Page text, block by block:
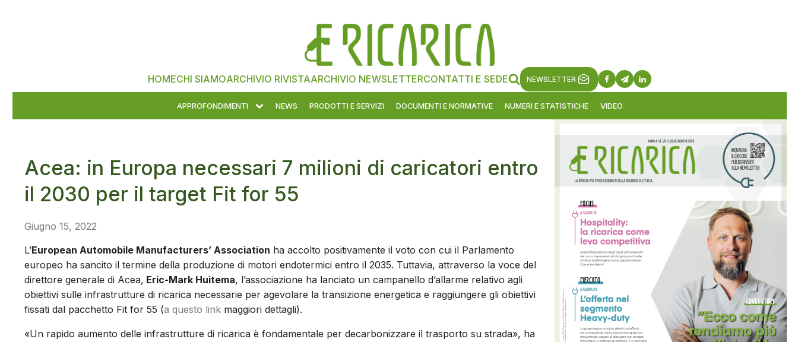
HOMECHI SIAMOARCHIVIO RIVISTAARCHIVIO NEWSLETTERCONTATTI E SEDE NEWSLETTER
APPROFONDIMENTI NEWS PRODOTTI E SERVIZI DOCUMENTI E NORMATIVE NUMERI E STATISTICHE VIDEO
Acea: in Europa necessari 7 milioni di caricatori entro
il 2030 per il target Fit for 55
Giugno 15, 2022
L’European Automobile Manufacturers’ Association ha accolto positivamente il voto con cui il Parlamento
europeo ha sancito il termine della produzione di motori endotermici entro il 2035. Tuttavia, attraverso la voce del
direttore generale di Acea, Eric-Mark Huitema, l’associazione ha lanciato un campanello d’allarme relativo agli
obiettivi sulle infrastrutture di ricarica necessarie per agevolare la transizione energetica e raggiungere gli obiettivi
fissati dal pacchetto Fit for 55 (a questo link maggiori dettagli).
«Un rapido aumento delle infrastrutture di ricarica è fondamentale per decarbonizzare il trasporto su strada», ha